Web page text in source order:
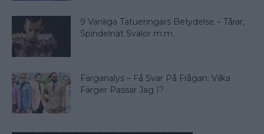
9 Vanliga Tatueringars Betydelse – Tårar,
Spindelnät Svalor m.m.
Färganalys – Få Svar På Frågan: Vilka
Färger Passar Jag I?